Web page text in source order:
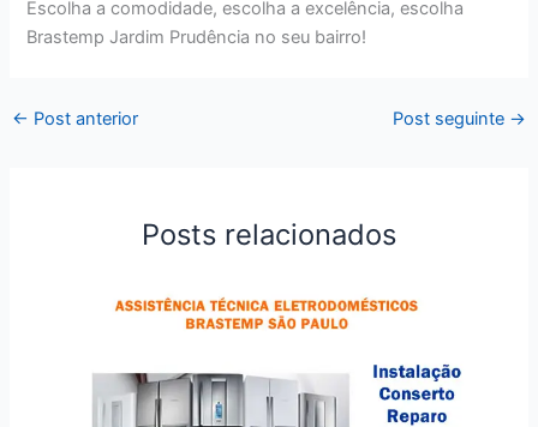
Escolha a comodidade, escolha a excelência, escolha
Brastemp Jardim Prudência no seu bairro!
← Post anterior Post seguinte →
Posts relacionados